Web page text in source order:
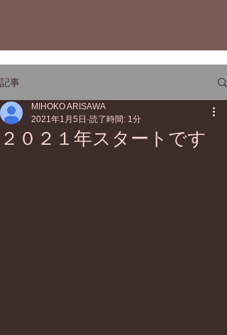
記事
２０２１年スタートです
MIHOKO ARISAWA
2021年1月5日 読了時間: 1分